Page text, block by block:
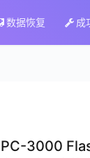
数据恢复 成
PC-3000